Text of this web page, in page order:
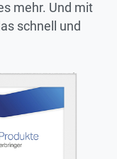
mehr. Und mit
schnell und